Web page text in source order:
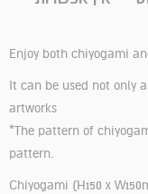
Enjoy both chiyogami
It can be used not only
artworks
*The pattern of
pattern.
Chiyogami (H150 x